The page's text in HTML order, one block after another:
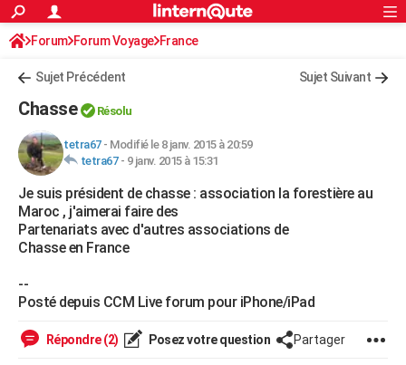
ACTUALITÉS
Politique
Société
Faits Divers
Education
Monde
Villes
+
FINANCE
Retraite
Impôts
Epargne
Immobilier
Risques naturels par ville
Banque
Assurance
Crédit
AUTO
Essais
Réserver un essai
Citadines
Berlines
SUV
Forum auto
+HIGH-TECH
Mobiles
Meilleur smartphone
Internet
Ordinateurs
Jeux vidéo
Guide high-tech
+BRICOLAGE
Guides de France
Patrimoine
Week-end nature
Art de vivre
Bien-être
Loisirs
Mode
Modes de vie
S'inscrire
Connexion
Forum Forum Voyage France
Sujet Précédent Sujet Suivant
Chasse Résolu
tetra67- Modifié le 8 janv. 2015 à 20:59
tetra67- 9 janv. 2015 à 15:31
Je suis président de chasse : association la forestière au
Maroc , j'aimerai faire des
Partenariats avec d'autres associations de
Chasse en France
--
Posté depuis CCM Live forum pour iPhone/iPad
Répondre (2) Posez votre question Partager